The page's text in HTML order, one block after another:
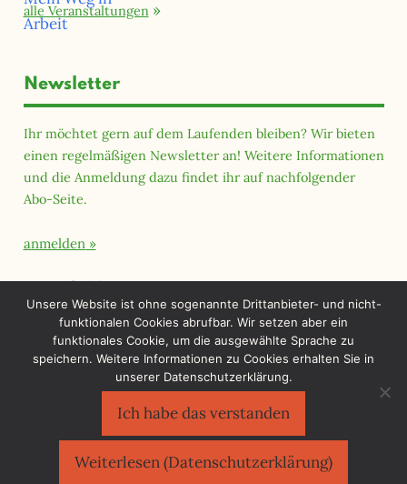
alle Veranstaltungen
Newsletter
Ihr möchtet gern auf dem Laufenden bleiben? Wir bieten
einen regelmäßigen Newsletter an! Weitere Informationen
und die Anmeldung dazu findet ihr auf nachfolgender
Abo-Seite.
anmelden
Sächsischer Flüchtlingsrat e.V.©2026
Unsere Website ist ohne sogenannte Drittanbieter- und nicht-
funktionalen Cookies abrufbar. Wir setzen aber ein
funktionales Cookie, um die ausgewählte Sprache zu
speichern. Weitere Informationen zu Cookies erhalten Sie in
unserer Datenschutzerklärung.
Ich habe das verstanden
Weiterlesen (Datenschutzerklärung)